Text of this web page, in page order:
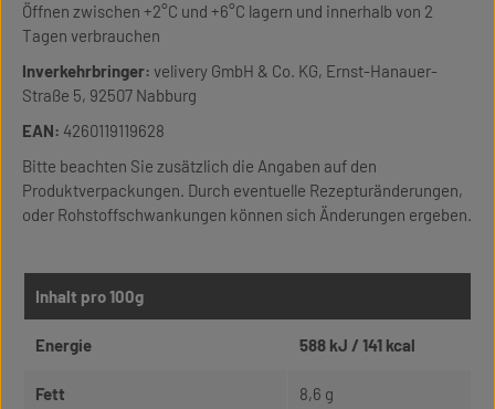
Öffnen zwischen +2°C und +6°C lagern und innerhalb von 2
Tagen verbrauchen
Inverkehrbringer: velivery GmbH & Co. KG, Ernst-Hanauer-
Straße 5, 92507 Nabburg
EAN: 4260119119628
Bitte beachten Sie zusätzlich die Angaben auf den
Produktverpackungen. Durch eventuelle Rezepturänderungen,
oder Rohstoffschwankungen können sich Änderungen ergeben.
Inhalt pro 100g
Energie 588 kJ / 141 kcal
Fett 8,6 g